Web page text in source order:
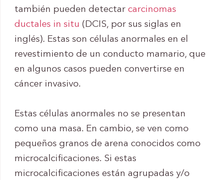
también pueden detectar carcinomas
ductales in situ (DCIS, por sus siglas en
inglés). Estas son células anormales en el
revestimiento de un conducto mamario, que
en algunos casos pueden convertirse en
cáncer invasivo.
Estas células anormales no se presentan
como una masa. En cambio, se ven como
pequeños granos de arena conocidos como
microcalcificaciones. Si estas
microcalcificaciones están agrupadas y/o